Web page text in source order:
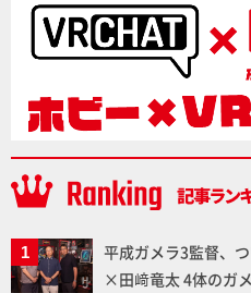
平成ガメラ3監督、
×田﨑竜太 4体のガ